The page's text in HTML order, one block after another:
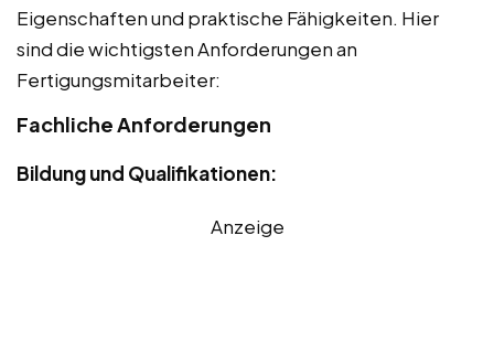
Eigenschaften und praktische Fähigkeiten. Hier
sind die wichtigsten Anforderungen an
Fertigungsmitarbeiter:
Fachliche Anforderungen
Bildung und Qualifikationen:
Anzeige